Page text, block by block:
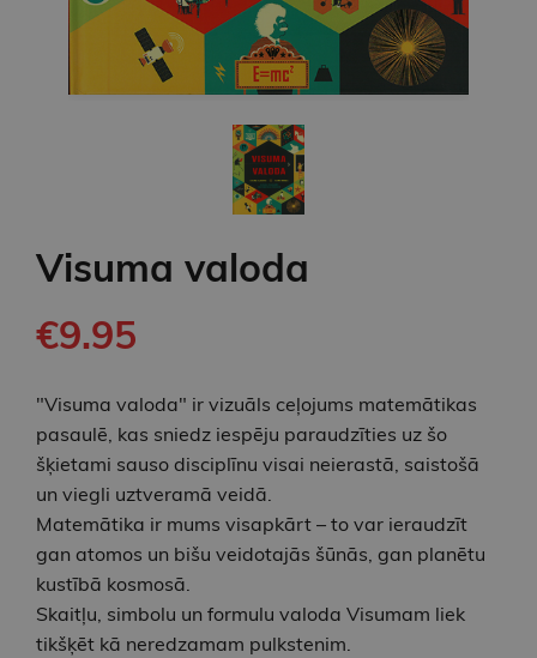
Visuma valoda
€9.95
"Visuma valoda" ir vizuāls ceļojums matemātikas
pasaulē, kas sniedz iespēju paraudzīties uz šo
šķietami sauso disciplīnu visai neierastā, saistošā
un viegli uztveramā veidā.
Matemātika ir mums visapkārt – to var ieraudzīt
gan atomos un bišu veidotajās šūnās, gan planētu
kustībā kosmosā.
Skaitļu, simbolu un formulu valoda Visumam liek
tikšķēt kā neredzamam pulkstenim.